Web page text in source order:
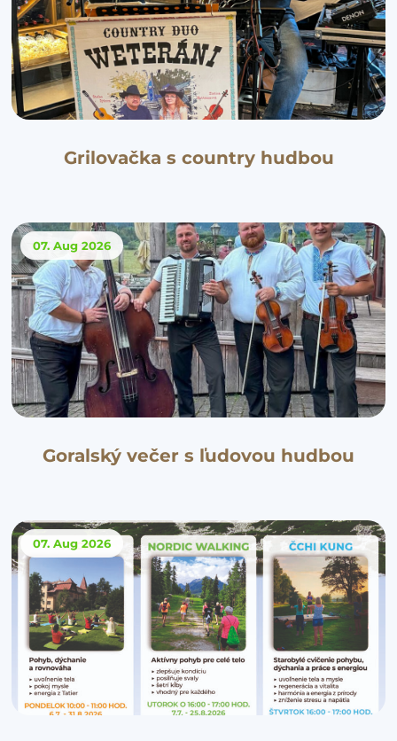
Grilovačka s country hudbou
07. Aug 2026
Goralský večer s ľudovou hudbou
07. Aug 2026